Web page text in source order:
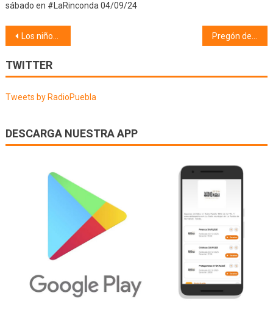
sábado en #LaRinconda 04/09/24
Navegación
de
entradas
Los niños trabajadores (13/07/21) Pregón de fiestas 2021 (15/07/21)
TWITTER
Tweets by RadioPuebla
DESCARGA NUESTRA APP